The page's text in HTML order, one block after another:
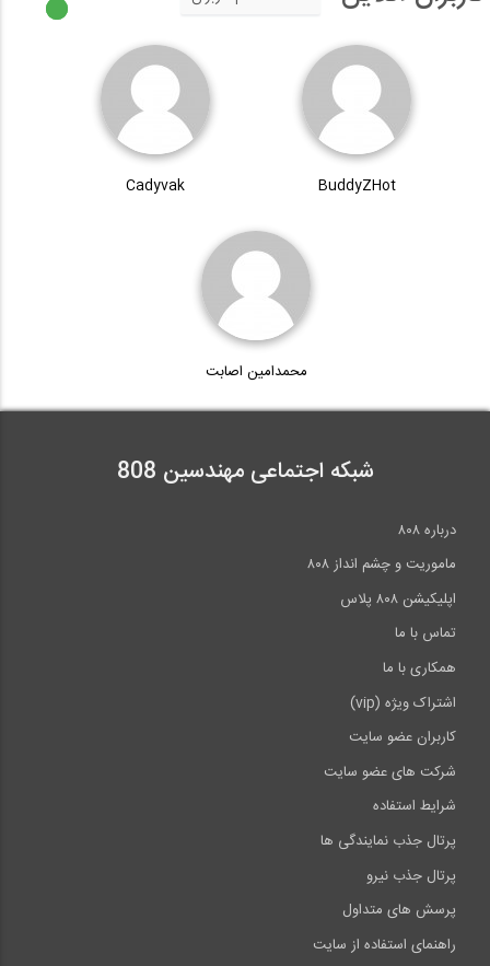
BuddyZHot
Cadyvak
محمدامین اصابت
شبکه اجتماعی مهندسین 808
درباره ۸۰۸
ماموریت و چشم انداز ۸۰۸
اپلیکیشن ۸۰۸ پلاس
تماس با ما
همکاری با ما
اشتراک ویژه (vip)
کاربران عضو سایت
شرکت های عضو سایت
شرایط استفاده
پرتال جذب نمایندگی ها
پرتال جذب نیرو
پرسش های متداول
راهنمای استفاده از سایت